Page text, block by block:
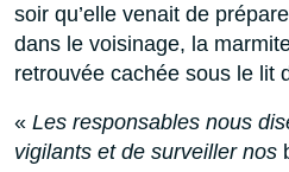
soir qu’elle venait de
dans le voisinage, la
retrouvée cachée sous le lit
« Les responsables nous
vigilants et de surveiller nos